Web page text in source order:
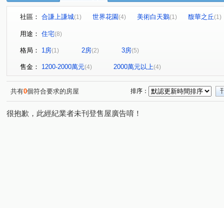
社區： 合謙上謙城(1) 世界花園(4) 美術白天鵝(1) 馥華之丘(1)
青和街
用途： 住宅(8)
格局： 1房(1) 2房(2) 3房(5)
售金： 1200-2000萬元(4) 2000萬元以上(4)
共有0個符合要求的房屋 排序：
很抱歉，此經紀業者未刊登售屋廣告唷！